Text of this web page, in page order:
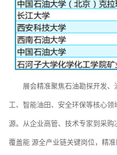
展会精准聚焦石油勘探开发
工、智能油田、安全环保等核心
源。从企业高管、技术专家到采
覆盖能 源全产业链关键岗位，精